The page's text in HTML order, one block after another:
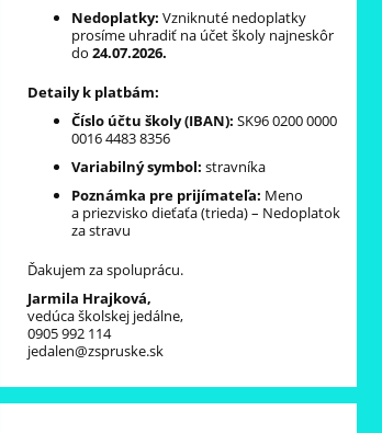
Nedoplatky: Vzniknuté nedoplatky
prosíme uhradiť na účet školy najneskôr
do24.07.2026.
Detaily k platbám:
Číslo účtu školy (IBAN): SK96 0200 0000
0016 4483 8356
Variabilný symbol: stravníka
Poznámka pre prijímateľa: Meno
a priezvisko dieťaťa (trieda) – Nedoplatok
za stravu
Ďakujem za spoluprácu.
Jarmila Hrajková,
vedúca školskej jedálne,
0905 992 114
jedalen@zspruske.sk